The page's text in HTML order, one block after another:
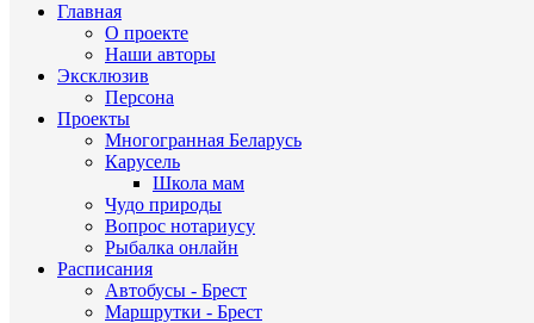
Главная
О проекте
Наши авторы
Эксклюзив
Персона
Проекты
Многогранная Беларусь
Карусель
Школа мам
Чудо природы
Вопрос нотариусу
Рыбалка онлайн
Расписания
Автобусы - Брест
Маршрутки - Брест